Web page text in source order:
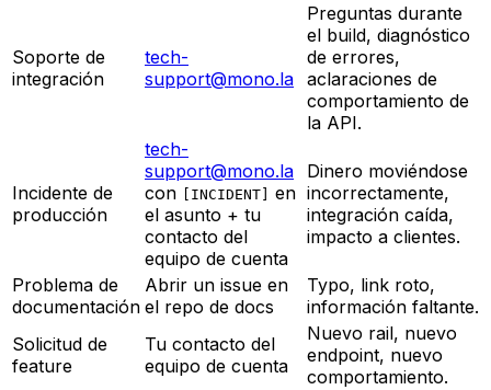
Soporte de
integración
tech-
support@mono.la
Preguntas durante
el build, diagnóstico
de errores,
aclaraciones de
comportamiento de
la API.
Incidente de
producción
tech-
support@mono.la
con
[INCIDENT]
en
el asunto + tu
contacto del
equipo de cuenta
Dinero moviéndose
incorrectamente,
integración caída,
impacto a clientes.
Problema de
documentación
Abrir un issue en
el repo de docs
Typo, link roto,
información faltante.
Solicitud de
feature
Tu contacto del
equipo de cuenta
Nuevo rail, nuevo
endpoint, nuevo
comportamiento.